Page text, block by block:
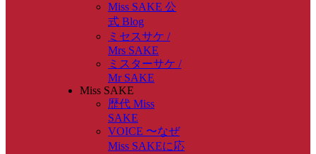
Miss SAKE 公
式 Blog
ミセスサケ /
Mrs SAKE
ミスターサケ /
Mr SAKE
Miss SAKE
歴代 Miss
SAKE
VOICE 〜なぜ
Miss SAKEに応